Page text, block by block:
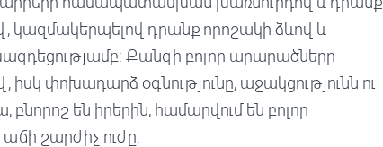
դրանք որոշակի ձևով և
Քանզի բոլոր արարածները
փոխադարձ օգնությունը, աջակցությունն ու
են իրերին, համարվում են բոլոր
շարժիչ ուժը: